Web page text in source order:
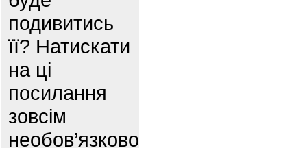
подивитись
її? Натискати
на ці
посилання
зовсім
необов’язково